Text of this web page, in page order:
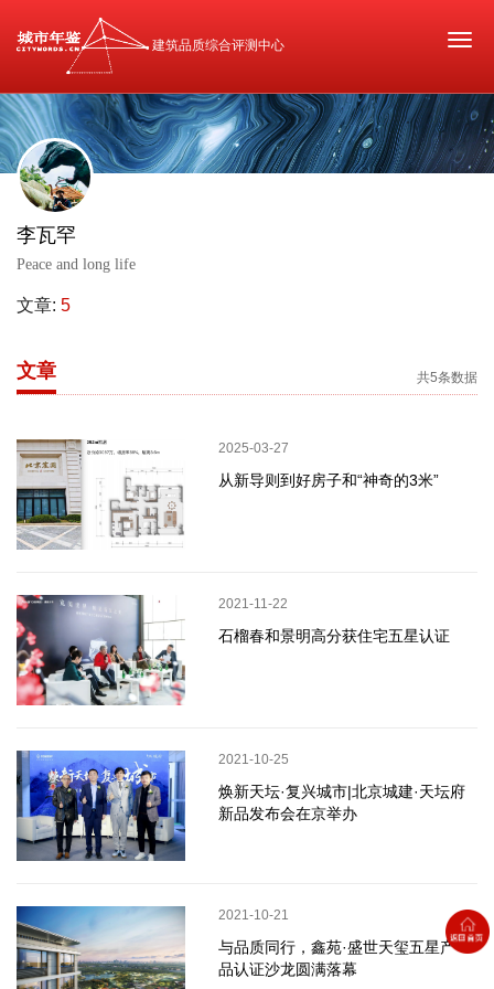
建筑品质综合评测中心
李瓦罕
Peace and long life
文章: 5
共5条数据
文章
2025-03-27
从新导则到好房子和“神奇的3米”
2021-11-22
石榴春和景明高分获住宅五星认证
2021-10-25
焕新天坛·复兴城市|北京城建·天坛府
新品发布会在京举办
2021-10-21
与品质同行，鑫苑·盛世天玺五星产
品认证沙龙圆满落幕